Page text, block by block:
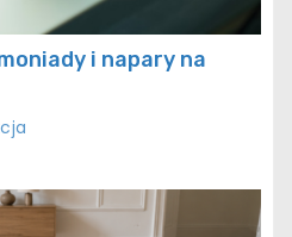
i napary na